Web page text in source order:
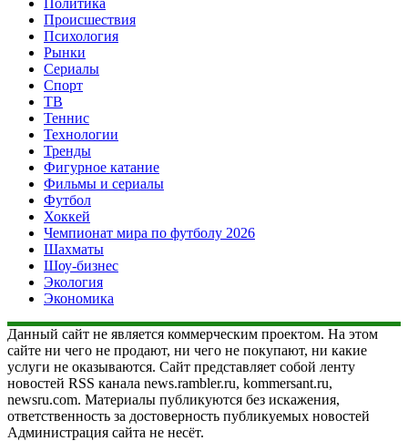
Происшествия
Психология
Рынки
Сериалы
Спорт
ТВ
Теннис
Технологии
Тренды
Фигурное катание
Фильмы и сериалы
Футбол
Хоккей
Чемпионат мира по футболу 2026
Шахматы
Шоу-бизнес
Экология
Экономика
Данный сайт не является коммерческим проектом. На этом
сайте ни чего не продают, ни чего не покупают, ни какие
услуги не оказываются. Сайт представляет собой ленту
новостей RSS канала news.rambler.ru, kommersant.ru,
newsru.com. Материалы публикуются без искажения,
ответственность за достоверность публикуемых новостей
Администрация сайта не несёт.